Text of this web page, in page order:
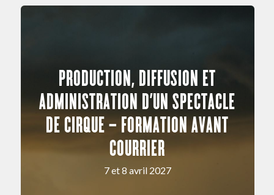
PRODUCTION, DIFFUSION ET
ADMINISTRATION D’UN SPECTACLE
DE CIRQUE – FORMATION AVANT
COURRIER
7 et 8 avril 2027